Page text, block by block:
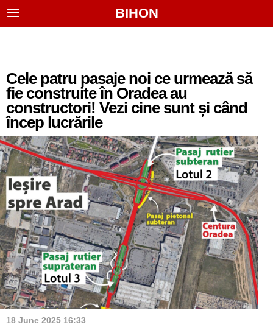
BIHON
Cele patru pasaje noi ce urmează să
fie construite în Oradea au
constructori! Vezi cine sunt și când
încep lucrările
18 June 2025 16:33